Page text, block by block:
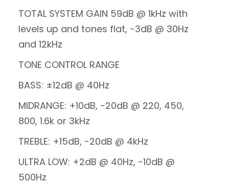
TOTAL SYSTEM GAIN 59dB @ 1kHz with
levels up and tones flat, -3dB @ 30Hz
and 12kHz
TONE CONTROL RANGE
BASS: ±12dB @ 40Hz
MIDRANGE: +10dB, -20dB @ 220, 450,
800, 1.6k or 3kHz
TREBLE: +15dB, -20dB @ 4kHz
ULTRA LOW: +2dB @ 40Hz, -10dB @
500Hz